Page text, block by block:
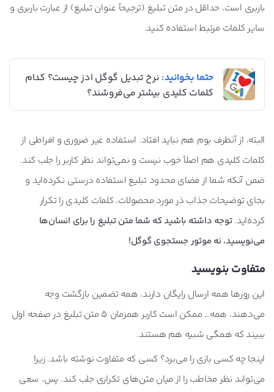
باربری است، حداقل در متن تبلیغ (ترجیحاً عنوان تبلیغ) از عبارت باربری و
سایر کلمات مرتبط استفاده کنید.
حتما بخوانید: نرخ تبدیل گوگل ادز چیست؟ کدام
کلمات کلیدی بیشتر می‌فروشند؟
البته، از آنطرف بوم هم نباید افتاد. استفاده غیر ضروری و افراطی از
کلمات کلیدی هم اصلاً خوب نیست و نمی‌تواند نظر کاربر را جلب کند.
ضمن آنکه شما از فضای محدود تبلیغ استفاده درستی نکرده‌اید و
بجای توضیحات جذاب ذر مورد محصولات، کلمات کلیدی را تکرار
کرده‌اید.توجه داشته باشید که شما متن تبلیغ را برای انسان‌ها
می‌نویسید، نه موتور جستجوی گوگل!
متفاوت بنویسید
این روزها همه ارسال رایگان دارند، همه تضمین بازگشت وجه
می‌دهند، همه… ممکن است کاربر همزمان 5 متن تبلیغ در صفحه اول
ببیند که همگی شبیه هم هستند.
اینجا چه کسی بازی را می‌برد؟ کسی که متفاوت نوشته باشد. زیرا
می‌تواند نظر مخاطب را از میان متن‌های تکراری جلب کند. پس، سعی